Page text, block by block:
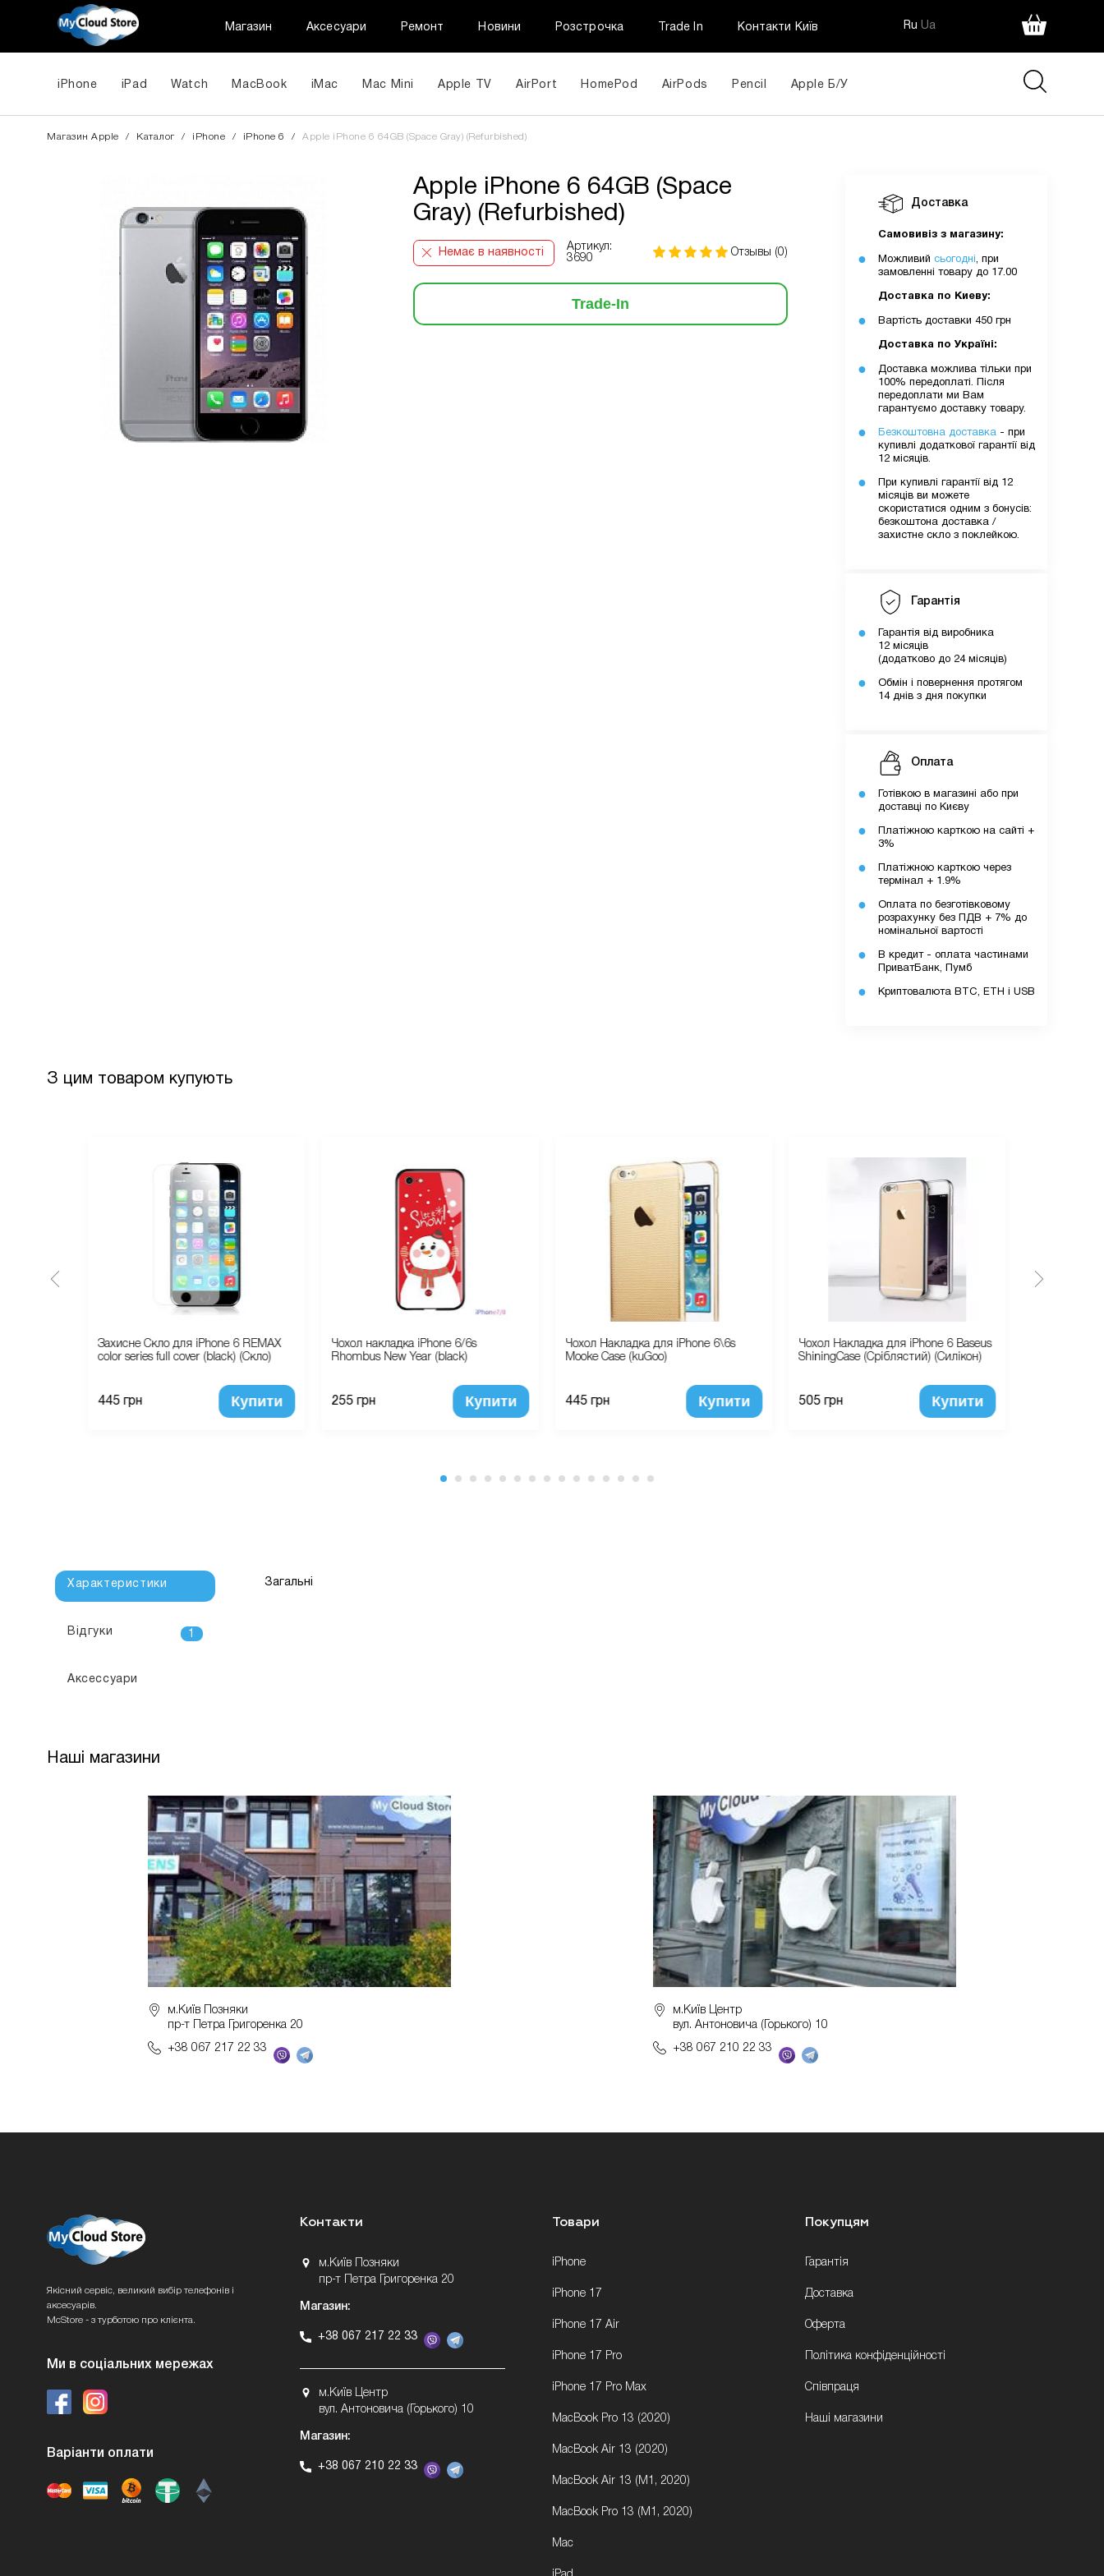
Магазин Аксесуари Ремонт Новини Розстрочка Trade In Контакти Київ Ru Ua
iPhone iPad Watch MacBook iMac Mac Mini Apple TV AirPort HomePod AirPods Pencil Apple Б/У
Магазин Apple / Каталог / iPhone / iPhone 6 / Apple iPhone 6 64GB (Space Gray) (Refurbished)
Apple iPhone 6 64GB (Space
Gray) (Refurbished)
Немає в наявності
Артикул:
3690
Отзывы (0)
Trade-In
Доставка
Самовивіз з магазину:
Можливий сьогодні, при
замовленні товару до 17.00
Доставка по Киеву:
Вартість доставки 450 грн
Доставка по Україні:
Доставка можлива тільки при
100% передоплаті. Після
передоплати ми Вам
гарантуємо доставку товару.
Безкоштовна доставка - при
купивлі додаткової гарантії від
12 місяців.
При купивлі гарантії від 12
місяців ви можете
скористатися одним з бонусів:
безкоштона доставка /
захистне скло з поклейкою.
Гарантія
Гарантія від виробника
12 місяців
(додатково до 24 місяців)
Обмін і повернення протягом
14 днів з дня покупки
Оплата
Готівкою в магазині або при
доставці по Києву
Платіжною карткою на сайті +
3%
Платіжною карткою через
термінал + 1.9%
Оплата по безготівковому
розрахунку без ПДВ + 7% до
номінальної вартості
В кредит - оплата частинами
ПриватБанк, Пумб
Криптовалюта BTC, ETH і USB
З цим товаром купують
Захисне Скло для iPhone 6 REMAX
color series full cover (black) (Скло)
445 грн Купити
Чохол накладка iPhone 6/6s
Rhombus New Year (black)
255 грн Купити
Чохол Накладка для iPhone 6\6s
Mooke Case (kuGoo)
445 грн Купити
Чохол Накладка для iPhone 6 Baseus
ShiningCase (Сріблястий) (Силікон)
505 грн Купити
Характеристики
Відгуки 1
Аксессуари
Загальні
Наші магазини
м.Київ Позняки
пр-т Петра Григоренка 20
+38 067 217 22 33
м.Київ Центр
вул. Антоновича (Горького) 10
+38 067 210 22 33
Якісний сервіс, великий вибір телефонів і
аксесуарів.
McStore - з турботою про клієнта.
Ми в соціальних мережах
Варіанти оплати
Контакти
м.Київ Позняки
пр-т Петра Григоренка 20
Магазин:
+38 067 217 22 33
м.Київ Центр
вул. Антоновича (Горького) 10
Магазин:
+38 067 210 22 33
Товари
iPhone
iPhone 17
iPhone 17 Air
iPhone 17 Pro
iPhone 17 Pro Max
MacBook Pro 13 (2020)
MacBook Air 13 (2020)
MacBook Air 13 (M1, 2020)
MacBook Pro 13 (M1, 2020)
Mac
Покупцям
Гарантія
Доставка
Оферта
Політика конфіденційності
Співпраця
Наші магазини